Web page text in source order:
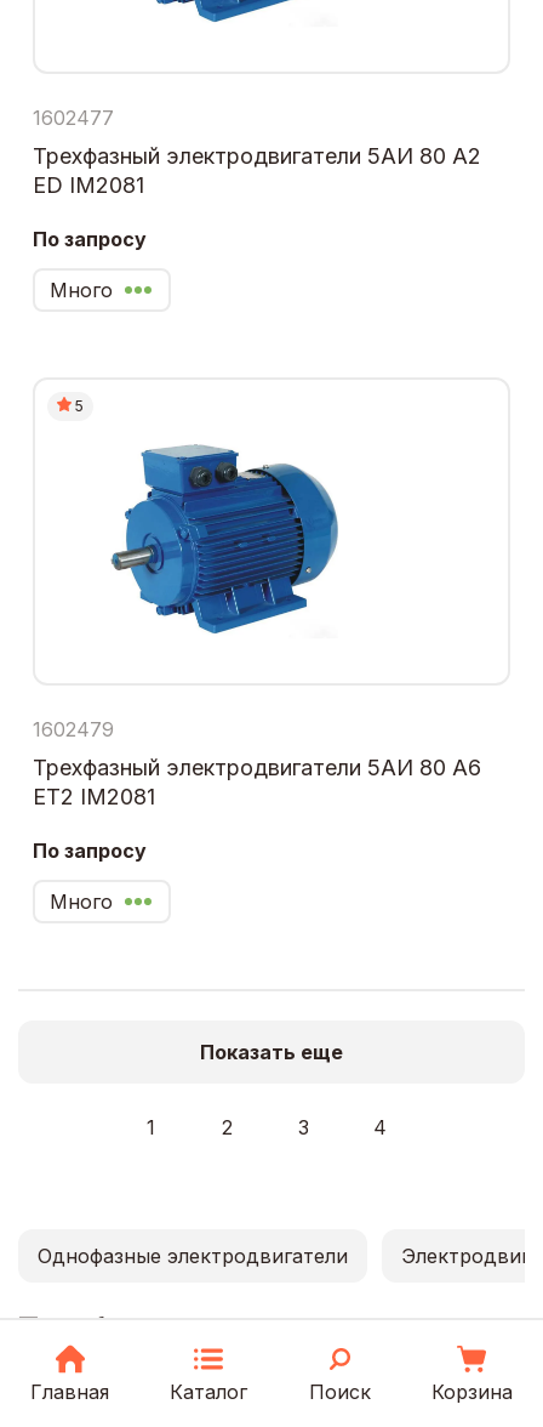
1602477
Трехфазный электродвигатели 5АИ 80 А2
ЕD IM2081
По запросу
Много
5
1602479
Трехфазный электродвигатели 5АИ 80 А6
ЕТ2 IM2081
По запросу
Много
Показать еще
1 2 3 4
Однофазные электродвигатели
Трехфазные электродвигатели в
Москве
Главная Каталог Поиск Корзина